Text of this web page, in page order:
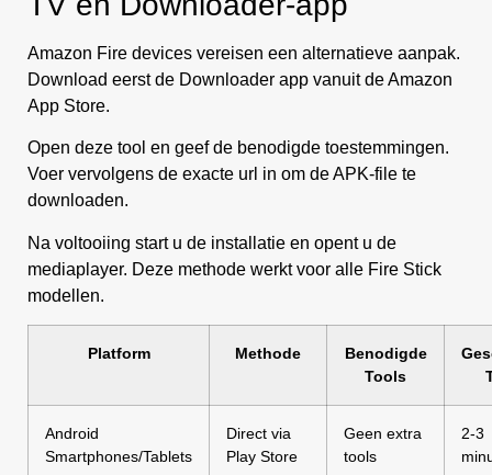
Amazon Fire devices vereisen een alternatieve aanpak.
Download eerst de Downloader app vanuit de Amazon
App Store.
Open deze tool en geef de benodigde toestemmingen.
Voer vervolgens de exacte url in om de APK-file te
downloaden.
Na voltooiing start u de installatie en opent u de
mediaplayer. Deze methode werkt voor alle Fire Stick
modellen.
Platform Methode
Benodigde
Tools
Android
Smartphones/Tablets
Direct via
Play Store
Geen extra
tools
2-3